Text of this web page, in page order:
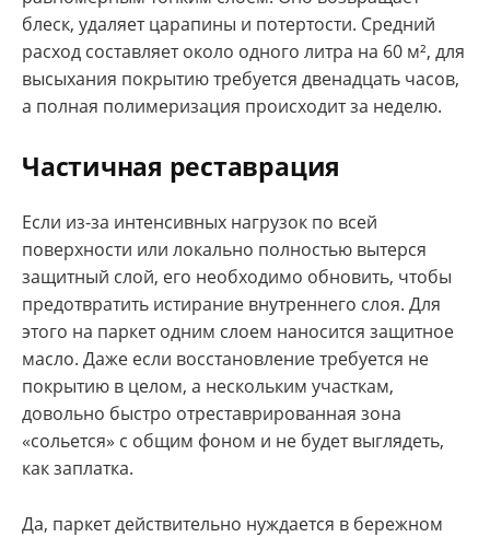
блеск, удаляет царапины и потертости. Средний
расход составляет около одного литра на 60 м², для
высыхания покрытию требуется двенадцать часов,
а полная полимеризация происходит за неделю.
Частичная реставрация
Если из-за интенсивных нагрузок по всей
поверхности или локально полностью вытерся
защитный слой, его необходимо обновить, чтобы
предотвратить истирание внутреннего слоя. Для
этого на паркет одним слоем наносится защитное
масло. Даже если восстановление требуется не
покрытию в целом, а нескольким участкам,
довольно быстро отреставрированная зона
«сольется» с общим фоном и не будет выглядеть,
как заплатка.
Да, паркет действительно нуждается в бережном